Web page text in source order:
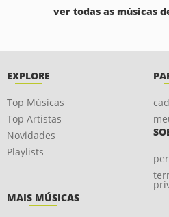
ver todas as músicas
EXPLORE
Top Músicas
Top Artistas
Novidades
Playlists
MAIS MÚSICAS